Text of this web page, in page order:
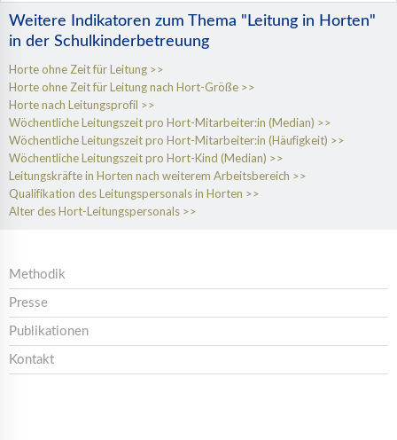
Weitere Indikatoren zum Thema "Leitung in Horten"
in der Schulkinderbetreuung
Horte ohne Zeit für Leitung
Horte ohne Zeit für Leitung nach Hort-Größe
Horte nach Leitungsprofil
Wöchentliche Leitungszeit pro Hort-Mitarbeiter:in (Median)
Wöchentliche Leitungszeit pro Hort-Mitarbeiter:in (Häufigkeit)
Wöchentliche Leitungszeit pro Hort-Kind (Median)
Leitungskräfte in Horten nach weiterem Arbeitsbereich
Qualifikation des Leitungspersonals in Horten
Alter des Hort-Leitungspersonals
Methodik
Presse
Publikationen
Kontakt